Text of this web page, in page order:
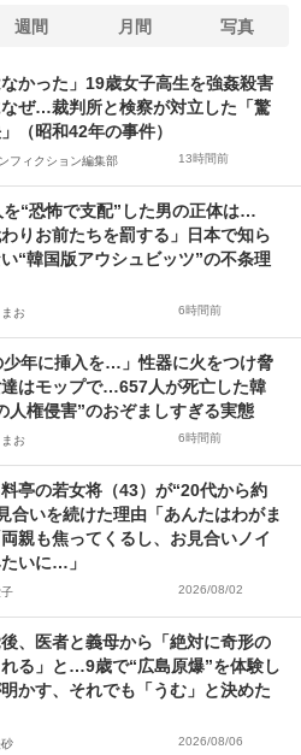
週間 月間 写真
なかった」19歳女子高生を強姦殺害
なぜ…裁判所と検察が対立した「驚
（昭和42年の事件）
フィクション編集部 13時間前
“恐怖で支配”した男の正体は…
わりお前たちを罰する」日本で知ら
“韓国版アウシュビッツ”の不条理
お 6時間前
少年に挿入を…」性器に火をつけ脅
はモップで…657人が死亡した韓
人権侵害”のおぞましすぎる実態
お 6時間前
亭の若女将（43）が“20代から約
合いを続けた理由「あんたはわがま
親も焦ってくるし、お見合いノイ
いに…」
2026/08/02
、医者と義母から「絶対に奇形の
る」と…9歳で“広島原爆”を体験し
かす、それでも「うむ」と決めた
2026/08/06